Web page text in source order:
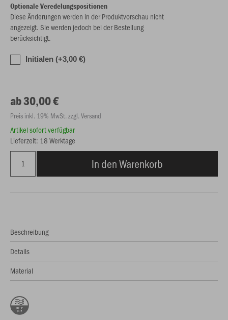
Optionale Veredelungspositionen
Diese Änderungen werden in der Produktvorschau nicht
angezeigt. Sie werden jedoch bei der Bestellung
berücksichtigt.
Initialen (+3,00 €)
ab 30,00 €
Preis inkl. 19% MwSt. zzgl. Versand
Artikel sofort verfügbar
Lieferzeit: 18 Werktage
In den Warenkorb
Beschreibung
Details
Material